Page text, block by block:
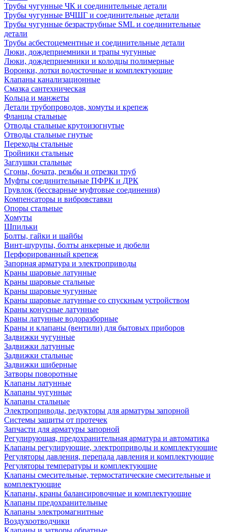
Трубы чугунные ЧК и соединительные детали
Трубы чугунные ВЧШГ и соединительные детали
Трубы чугунные безраструбные SML и соединительные
детали
Трубы асбестоцементные и соединительные детали
Люки, дождеприемники и трапы чугунные
Люки, дождеприемники и колодцы полимерные
Воронки, лотки водосточные и комплектующие
Клапаны канализационные
Смазка сантехническая
Кольца и манжеты
Детали трубопроводов, хомуты и крепеж
Фланцы стальные
Отводы стальные крутоизогнутые
Отводы стальные гнутые
Переходы стальные
Тройники стальные
Заглушки стальные
Сгоны, бочата, резьбы и отрезки труб
Муфты соединительные ПФРК и ДРК
Грувлок (бессварные муфтовые соединения)
Компенсаторы и вибровставки
Опоры стальные
Хомуты
Шпильки
Болты, гайки и шайбы
Винт-шурупы, болты анкерные и дюбели
Перфорированный крепеж
Запорная арматура и электроприводы
Краны шаровые латунные
Краны шаровые стальные
Краны шаровые чугунные
Краны шаровые латунные со спускным устройством
Краны конусные латунные
Краны латунные водоразборные
Краны и клапаны (вентили) для бытовых приборов
Задвижки чугунные
Задвижки латунные
Задвижки стальные
Задвижки шиберные
Затворы поворотные
Клапаны латунные
Клапаны чугунные
Клапаны стальные
Электроприводы, редукторы для арматуры запорной
Системы защиты от протечек
Запчасти для арматуры запорной
Регулирующая, предохранительная арматура и автоматика
Клапаны регулирующие, электроприводы и комплектующие
Регуляторы давления, перепада давления и комплектующие
Регуляторы температуры и комплектующие
Клапаны смесительные, термостатические смесительные и
комплектующие
Клапаны, краны балансировочные и комплектующие
Клапаны предохранительные
Клапаны электромагнитные
Воздухоотводчики
Клапаны и затворы обратные